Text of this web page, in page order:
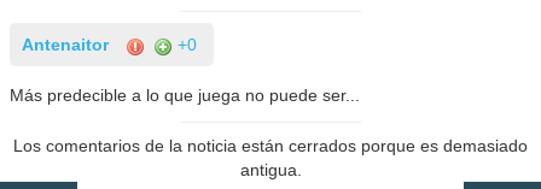
Antenaitor +0
Más predecible a lo que juega no puede ser...
Los comentarios de la noticia están cerrados porque es demasiado
antigua.